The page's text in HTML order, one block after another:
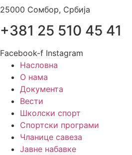
25000 Сомбор, Србија
+381 25 510 45 41
Facebook-f Instagram
Насловна
О нама
Документа
Вести
Школски спорт
Спортски програми
Чланице савеза
Јавне набавке